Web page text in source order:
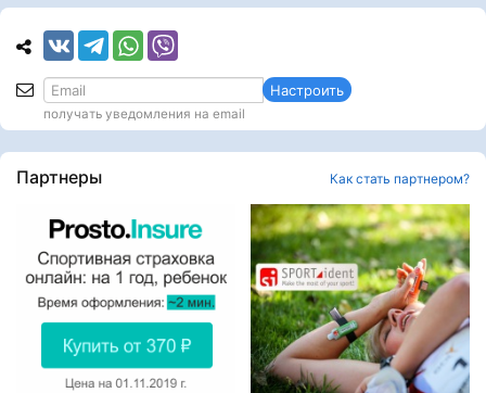
Настроить
получать уведомления на email
Партнеры Как стать партнером?